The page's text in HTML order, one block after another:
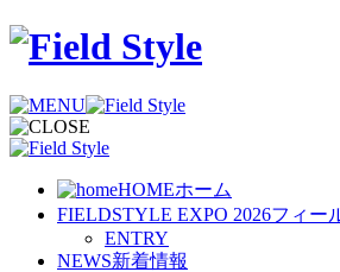
HOMEホーム
FIELDSTYLE EXPO 2026フィー
ENTRY
NEWS新着情報